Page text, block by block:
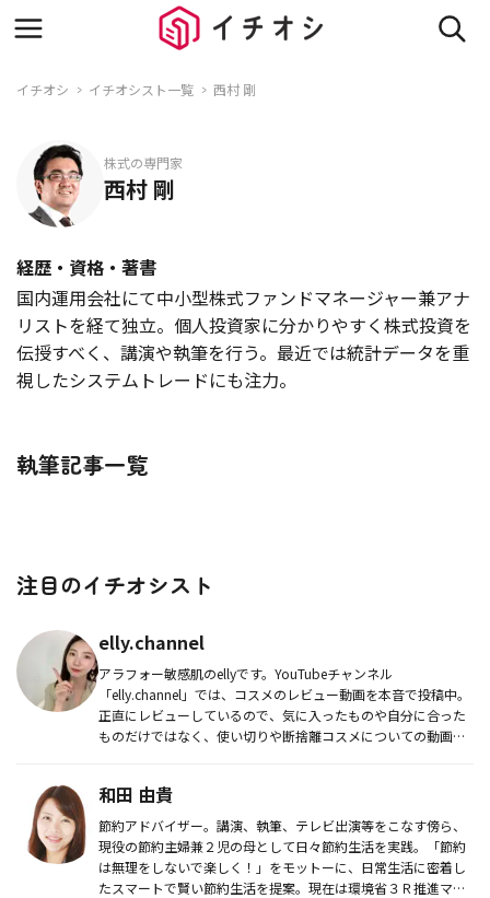
イチオシ イチオシスト一覧 西村 剛
株式の専門家
西村 剛
経歴・資格・著書
国内運用会社にて中小型株式ファンドマネージャー兼アナ
リストを経て独立。個人投資家に分かりやすく株式投資を
伝授すべく、講演や執筆を行う。最近では統計データを重
視したシステムトレードにも注力。
執筆記事一覧
注目のイチオシスト
elly.channel
アラフォー敏感肌のellyです。YouTubeチャンネル
「elly.channel」では、コスメのレビュー動画を本音で投稿中。
正直にレビューしているので、気に入ったものや自分に合った
ものだけではなく、使い切りや断捨離コスメについての動画も
和田 由貴
節約アドバイザー。講演、執筆、テレビ出演等をこなす傍ら、
現役の節約主婦兼２児の母として日々節約生活を実践。「節約
は無理をしないで楽しく！」をモットーに、日常生活に密着し
たスマートで賢い節約生活を提案。現在は環境省３Ｒ推進マイ